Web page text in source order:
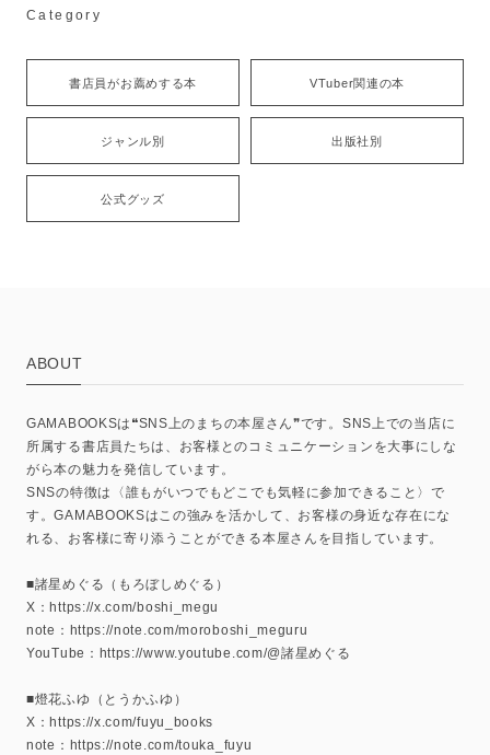
Category
書店員がお薦めする本 VTuber関連の本
ジャンル別 出版社別
公式グッズ
ABOUT
GAMABOOKSは❝SNS上のまちの本屋さん❞です。SNS上での当店に
所属する書店員たちは、お客様とのコミュニケーションを大事にしな
がら本の魅力を発信しています。
SNSの特徴は〈誰もがいつでもどこでも気軽に参加できること〉で
す。GAMABOOKSはこの強みを活かして、お客様の身近な存在にな
れる、お客様に寄り添うことができる本屋さんを目指しています。
■諸星めぐる（もろぼしめぐる）
X：https://x.com/boshi_megu
note：https://note.com/moroboshi_meguru
YouTube：https://www.youtube.com/@諸星めぐる
■燈花ふゆ（とうかふゆ）
X：https://x.com/fuyu_books
note：https://note.com/touka_fuyu